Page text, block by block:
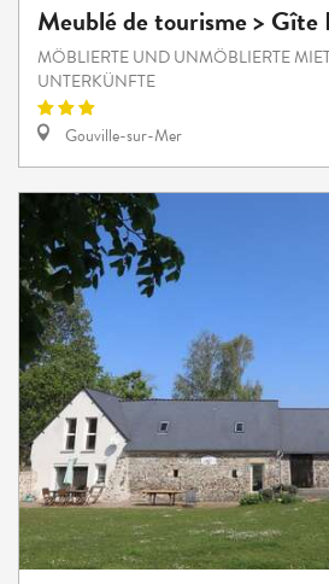
Meublé de tourisme > Gîte
MÖBLIERTE UND UNMÖBLIERTE
UNTERKÜNFTE
Gouville-sur-Mer